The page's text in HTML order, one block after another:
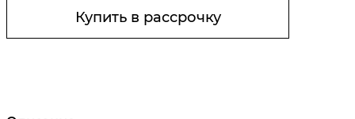
Купить в рассрочку